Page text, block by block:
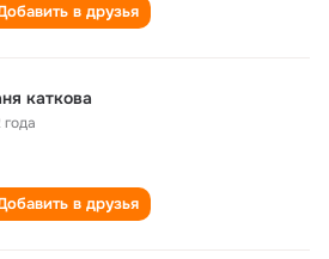
в друзья
каткова
года
в друзья